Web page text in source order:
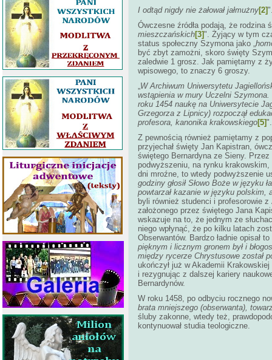
I odtąd nigdy nie żałował jałmużny[2]
Ówczesne źródła podają, że rodzina
mieszczańskich[3]". Żyjący w tym
status społeczny Szymona jako „
być zbyt zamożni, skoro święty
zaledwie 1 grosz. Jak pamiętamy z
wpisowego, to znaczy 6 groszy.
„W Archiwum Uniwersytetu
wstąpienia w mury Uczelni
roku 1454 naukę na Uniwersytecie
Grzegorza z Lipnicy) rozpoczął
profesora, kanonika krakowskiego[5]".
Z pewnością również pamiętamy z
przyjechał święty Jan Kapistran,
świętego Bernardyna ze Sieny.
podwyższeniu, na rynku
dni mroźne, to wtedy podwyższenie
godziny głosił Słowo Boże w języku
powtarzał kazanie w języku polskim,
byli również studenci i profesorowie
założonego przez świętego Jana
wskazuje na to, że jednym ze
niego wpłynąć, że po kilku latach
Obserwantów. Bardzo ładnie opisał
pięknym i licznym gronem był i
między rycerze Chrystusowe został
ukończył już w Akademii
i rezygnując z dalszej kariery
Bernardynów.
W roku 1458, po odbyciu rocznego
brata mniejszego (obserwanta),
śluby zakonne, wtedy też,
kontynuował studia teologiczne.